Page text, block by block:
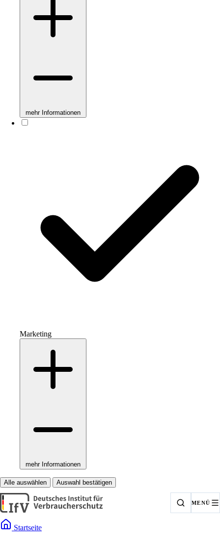
mehr Informationen
Marketing
mehr Informationen
Alle auswählen Auswahl bestätigen
MENÜ
Startseite